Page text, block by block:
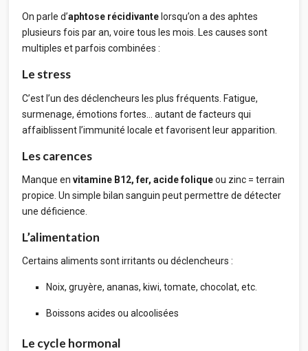
On parle d’aphtose récidivante lorsqu’on a des aphtes
plusieurs fois par an, voire tous les mois. Les causes sont
multiples et parfois combinées :
Le stress
C’est l’un des déclencheurs les plus fréquents. Fatigue,
surmenage, émotions fortes… autant de facteurs qui
affaiblissent l’immunité locale et favorisent leur apparition.
Les carences
Manque envitamine B12, fer, acide foliqueou zinc = terrain
propice. Un simple bilan sanguin peut permettre de détecter
une déficience.
L’alimentation
Certains aliments sont irritants ou déclencheurs :
Noix, gruyère, ananas, kiwi, tomate, chocolat, etc.
Boissons acides ou alcoolisées
Le cycle hormonal